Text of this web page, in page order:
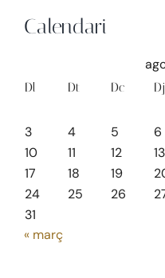
Calendari
Dl Dt Dc Dj
3
4 5 6
10
11 12 13
17
18 19
24
25 26
31
« març